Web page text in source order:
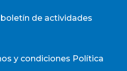
de actividades
y condiciones Política